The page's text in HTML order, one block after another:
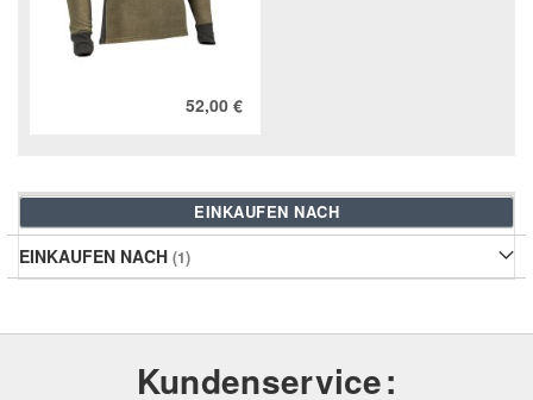
52,00 €
EINKAUFEN NACH
EINKAUFEN NACH
Kundenservice